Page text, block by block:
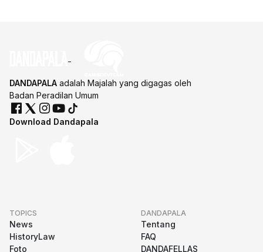
DANDAPALA adalah Majalah yang digagas oleh
Badan Peradilan Umum
Download Dandapala
TOPICS
News
HistoryLaw
Foto
DANDAPALA
Tentang
FAQ
DANDAFELLAS